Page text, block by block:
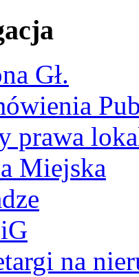
Gł.
prawa
Miejska
na